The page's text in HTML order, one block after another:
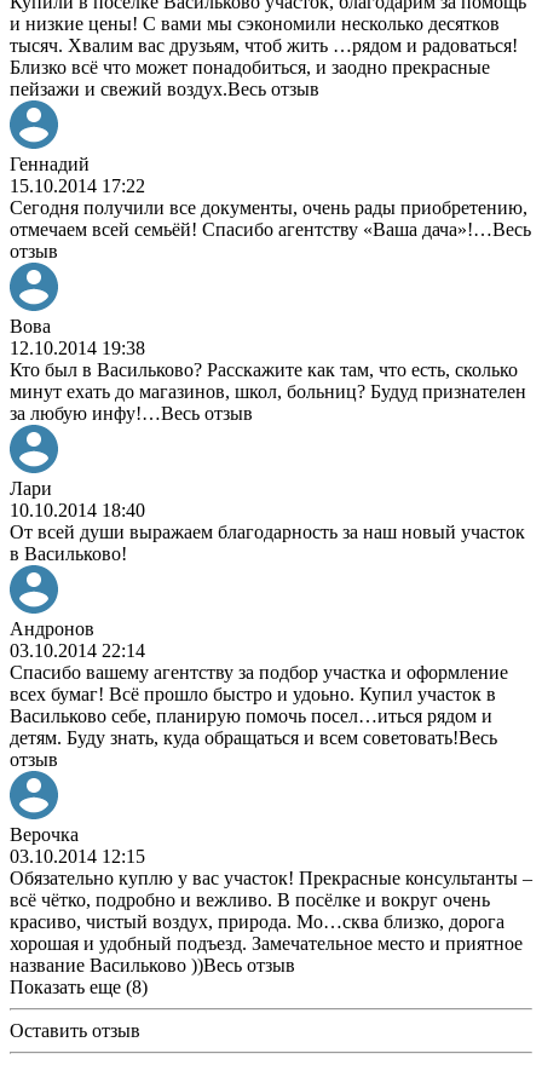
и низкие цены! С вами мы сэкономили несколько десятков
тысяч. Хвалим вас друзьям, чтоб жить …рядом и радоваться!
Близко всё что может понадобиться, и заодно прекрасные
пейзажи и свежий воздух.Весь отзыв
Геннадий
15.10.2014 17:22
Сегодня получили все документы, очень рады приобретению,
отмечаем всей семьёй! Спасибо агентству «Ваша дача»!…Весь
отзыв
Вова
12.10.2014 19:38
Кто был в Васильково? Расскажите как там, что есть, сколько
минут ехать до магазинов, школ, больниц? Будуд признателен
за любую инфу!…Весь отзыв
Лари
10.10.2014 18:40
От всей души выражаем благодарность за наш новый участок
в Васильково!
Андронов
03.10.2014 22:14
Спасибо вашему агентству за подбор участка и оформление
всех бумаг! Всё прошло быстро и удоьно. Купил участок в
Васильково себе, планирую помочь посел…иться рядом и
детям. Буду знать, куда обращаться и всем советовать!Весь
отзыв
Верочка
03.10.2014 12:15
Обязательно куплю у вас участок! Прекрасные консультанты –
всё чётко, подробно и вежливо. В посёлке и вокруг очень
красиво, чистый воздух, природа. Мо…сква близко, дорога
хорошая и удобный подъезд. Замечательное место и приятное
название Васильково ))Весь отзыв
Показать еще (8)
Оставить отзыв